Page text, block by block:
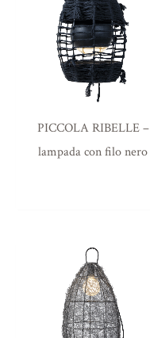
PICCOLA RIBELLE –
lampada con filo nero